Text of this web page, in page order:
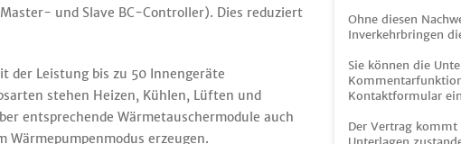
Ohne diesen
Inverkehrbringen
Sie können die
Kontaktformular
Der Vertrag
und Slave BC-Controller). Dies reduziert
der Leistung bis zu 50 Innengeräte
stehen Heizen, Kühlen, Lüften und
entsprechende Wärmetauschermodule auch
Wärmepumpenmodus erzeugen.